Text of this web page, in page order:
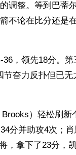
调整。等到巴蒂
不论在比分还是
，领先18分。
节奋力反扑但已
Brooks）轻松刷
分并助攻4次；
，拿下了23分，